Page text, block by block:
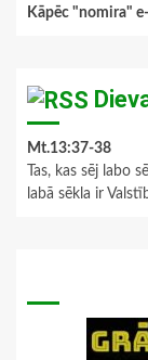
Kāpēc "nomira"
Mt.13:37-38
Tas, kas sēj labo
labā sēkla ir